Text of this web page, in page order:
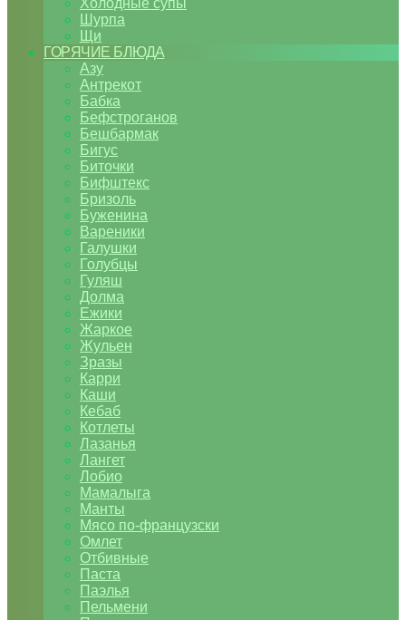
Холодные супы
Шурпа
Щи
ГОРЯЧИЕ БЛЮДА
Азу
Антрекот
Бабка
Бефстроганов
Бешбармак
Бигус
Биточки
Бифштекс
Бризоль
Буженина
Вареники
Галушки
Голубцы
Гуляш
Долма
Ежики
Жаркое
Жульен
Зразы
Карри
Каши
Кебаб
Котлеты
Лазанья
Лангет
Лобио
Мамалыга
Манты
Мясо по-французски
Омлет
Отбивные
Паста
Паэлья
Пельмени